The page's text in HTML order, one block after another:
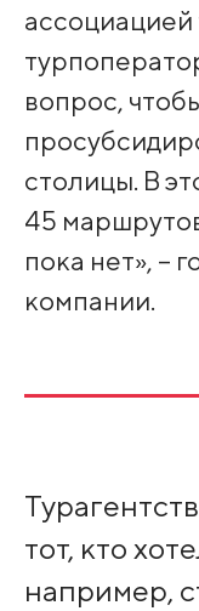
ассоциацией
вопрос,
столицы. В
45
пока нет», –
компании.
тот, кто
например,